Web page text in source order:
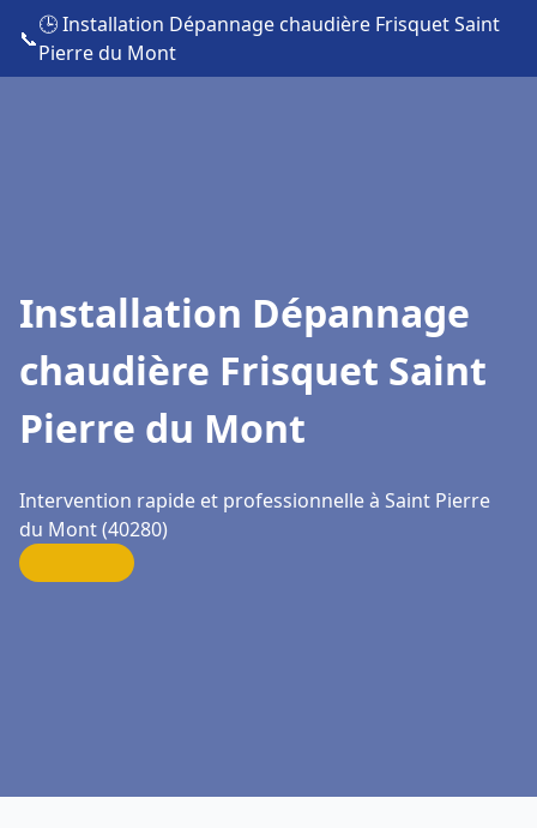
📞
🕒 Installation Dépannage chaudière Frisquet Saint
Pierre du Mont
Installation Dépannage
chaudière Frisquet Saint
Pierre du Mont
Intervention rapide et professionnelle à Saint Pierre
du Mont (40280)